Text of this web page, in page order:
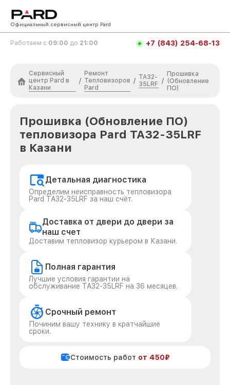
Официальный сервисный центр Pard
Работаем с 09:00 до 21:00 +7 (843) 254-68-13
Сервисный
центр Pard в
Казани
/
Ремонт
Тепловизоров
Pard
/
TA32-
35LRF /
Прошивка
(Обновление
ПО)
Прошивка (Обновление ПО)
тепловизора Pard TA32-35LRF
в Казани
Детальная диагностика
Определим неисправность тепловизора
Pard TA32-35LRF за наш счёт.
Доставка от двери до двери за
наш счет
Доставим тепловизор курьером в Казани.
Полная гарантия
Лучшие условия гарантии на
обслуживание TA32-35LRF на 36 месяцев.
Срочный ремонт
Починим вашу технику в кратчайшие
сроки.
Стоимость работ от 450₽